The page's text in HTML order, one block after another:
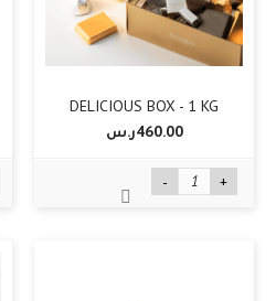
DELICIOUS BOX - 1 KG
460.00ر.س‏
- +